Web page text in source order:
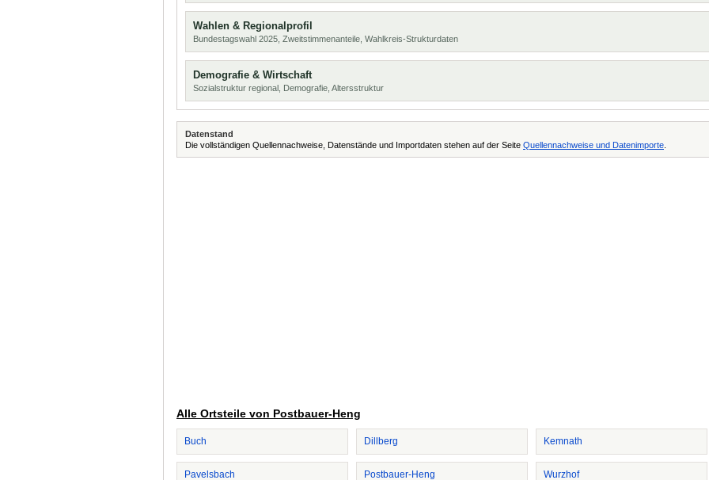
Wahlen & Regionalprofil
Bundestagswahl 2025, Zweitstimmenanteile, Wahlkreis-Strukturdaten
Demografie & Wirtschaft
Sozialstruktur regional, Demografie, Altersstruktur
Datenstand
Die vollständigen Quellennachweise, Datenstände und Importdaten stehen auf der Seite Quellennachweise und Datenimporte
Alle Ortsteile von Postbauer-Heng
Buch Dillberg Kemnath
Pavelsbach Postbauer-Heng Wurzhof